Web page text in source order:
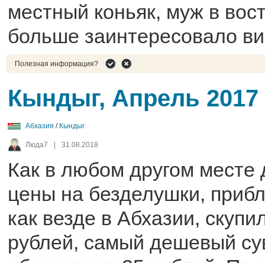
местный коньяк, муж в
больше заинтересовало
Полезная информация?
Кындыг, Апрель 2017
Абхазия / Кындыг
Люда7 31.08.2018
Как в любом другом месте
цены на безделушки,
как везде в Абхазии,
рублей, самый дешевый